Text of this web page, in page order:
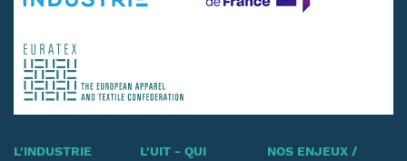
L'INDUSTRIE
L'UIT - QUI
NOS ENJEUX /